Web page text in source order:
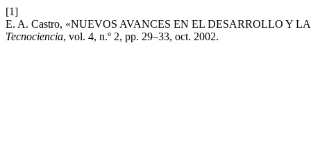
[1]
E. A. Castro, «NUEVOS AVANCES EN EL DESARROLLO Y
Tecnociencia, vol. 4, n.º 2, pp. 29–33, oct. 2002.